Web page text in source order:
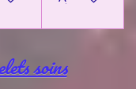
soins